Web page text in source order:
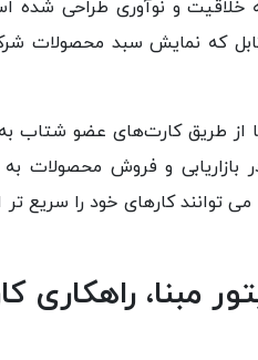
خلاقیت و نوآوری طراحی
که نمایش سبد محصولات
از طریق کارت‌های عضو شتاب
در بازاریابی و فروش
کارهای خود را سریع تر
مبنا،